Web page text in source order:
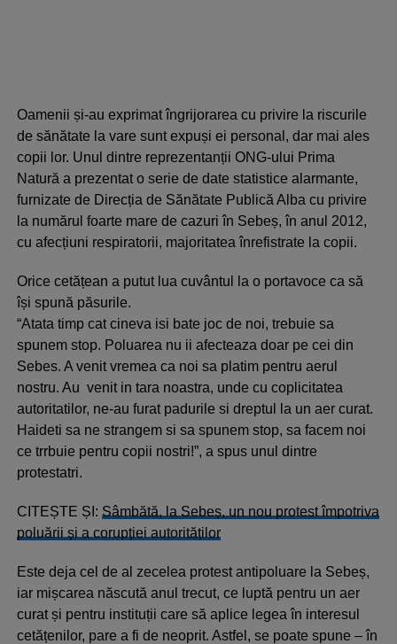
Oamenii și-au exprimat îngrijorarea cu privire la riscurile
de sănătate la vare sunt expuși ei personal, dar mai ales
copii lor. Unul dintre reprezentanții ONG-ului Prima
Natură a prezentat o serie de date statistice alarmante,
furnizate de Direcția de Sănătate Publică Alba cu privire
la numărul foarte mare de cazuri în Sebeș, în anul 2012,
cu afecțiuni respiratorii, majoritatea înrefistrate la copii.
Orice cetățean a putut lua cuvântul la o portavoce ca să
își spună păsurile.
“Atata timp cat cineva isi bate joc de noi, trebuie sa
spunem stop. Poluarea nu ii afecteaza doar pe cei din
Sebes. A venit vremea ca noi sa platim pentru aerul
nostru. Au venit in tara noastra, unde cu coplicitatea
autoritatilor, ne-au furat padurile si dreptul la un aer curat.
Haideti sa ne strangem si sa spunem stop, sa facem noi
ce trrbuie pentru copii nostri!”, a spus unul dintre
protestatri.
CITEȘTE ȘI: Sâmbătă, la Sebeș, un nou protest împotriva
poluării și a corupției autorităților
Este deja cel de al zecelea protest antipoluare la Sebeș,
iar mișcarea născută anul trecut, ce luptă pentru un aer
curat și pentru instituții care să aplice legea în interesul
cetățenilor, pare a fi de neoprit. Astfel, se poate spune – în